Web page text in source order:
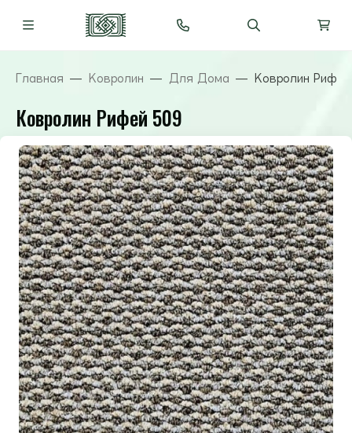
Главная Ковролин Для Дома Ковролин
Ковролин Рифей 509